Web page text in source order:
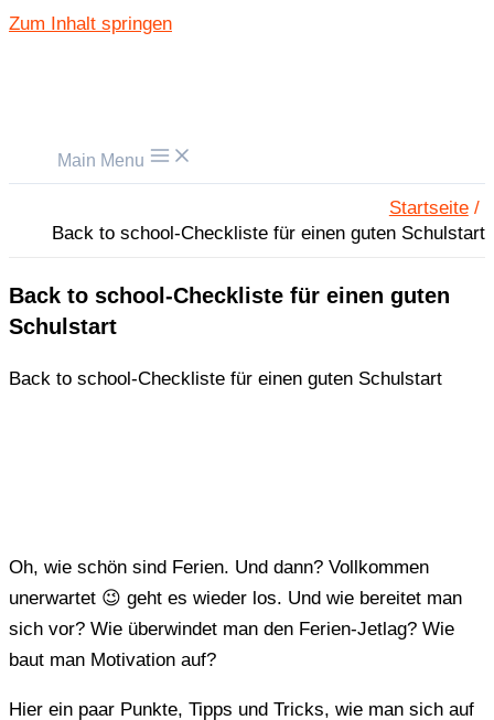
Zum Inhalt springen
Main Menu
Startseite
Back to school-Checkliste für einen guten Schulstart
Back to school-Checkliste für einen guten
Schulstart
Back to school-Checkliste für einen guten Schulstart
Oh, wie schön sind Ferien. Und dann? Vollkommen
unerwartet 😉 geht es wieder los. Und wie bereitet man
sich vor? Wie überwindet man den Ferien-Jetlag? Wie
baut man Motivation auf?
Hier ein paar Punkte, Tipps und Tricks, wie man sich auf